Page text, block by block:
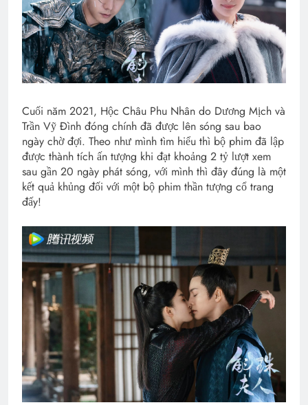
Cuối năm 2021, Hộc Châu Phu Nhân do Dương Mịch và
Trần Vỹ Đình đóng chính đã được lên sóng sau bao
ngày chờ đợi. Theo như mình tìm hiểu thì bộ phim đã lập
được thành tích ấn tượng khi đạt khoảng 2 tỷ lượt xem
sau gần 20 ngày phát sóng, với mình thì đây đúng là một
kết quả khủng đối với một bộ phim thần tượng cổ trang
đấy!